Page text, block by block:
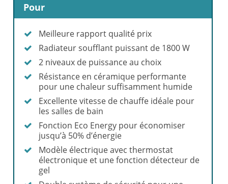
Pour
Meilleure rapport qualité prix
Radiateur soufflant puissant de 1800 W
2 niveaux de puissance au choix
Résistance en céramique performante
pour une chaleur suffisamment humide
Excellente vitesse de chauffe idéale pour
les salles de bain
Fonction Eco Energy pour économiser
jusqu’à 50% d’énergie
Modèle électrique avec thermostat
électronique et une fonction détecteur de
gel